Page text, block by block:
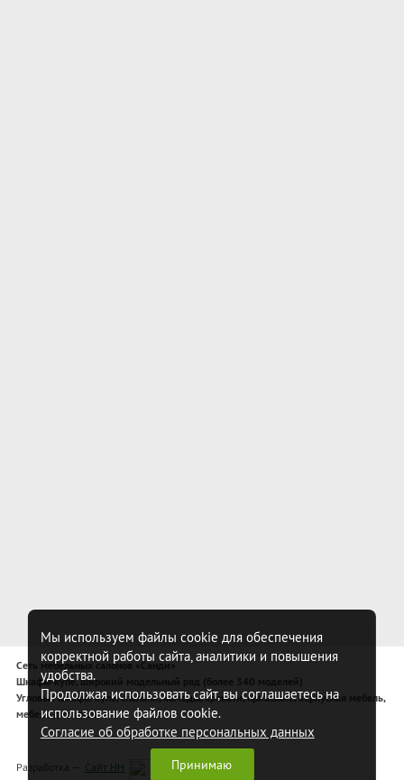
Сеть мебельных салонов «Санди»
Шкафы-купе, широкий модельный ряд (более 340 моделей)
Угловые шкафы-купе, спальни, комоды, кровати, прихожие, корпусная мебель,
мебель для спальни
Разработка — Сайт НН
Мы используем файлы cookie для обеспечения
корректной работы сайта, аналитики и повышения
удобства.
Продолжая использовать сайт, вы соглашаетесь на
использование файлов cookie.
Согласие об обработке персональных данных
Принимаю